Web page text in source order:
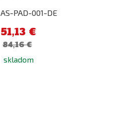
AS-PAD-001-DE
51,13 €
84,16 €
skladom